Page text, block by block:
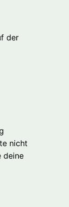
der
nicht
deine